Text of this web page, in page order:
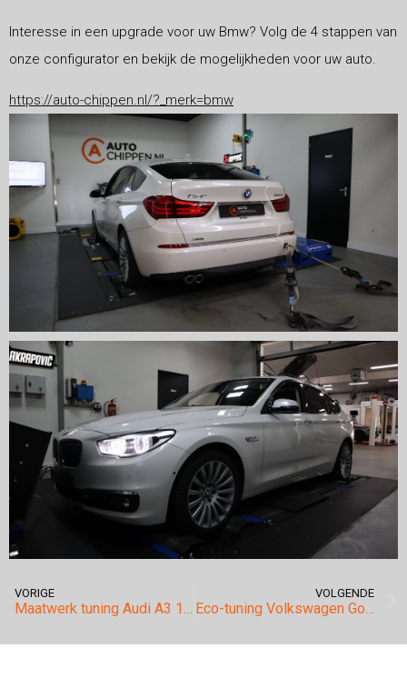
Interesse in een upgrade voor uw Bmw? Volg de 4 stappen van
onze configurator en bekijk de mogelijkheden voor uw auto.
https://auto-chippen.nl/?_merk=bmw
VORIGE
Maatwerk tuning Audi A3 1.8TFSI.
VOLGENDE
Eco-tuning Volkswagen Golf 7 GTD.